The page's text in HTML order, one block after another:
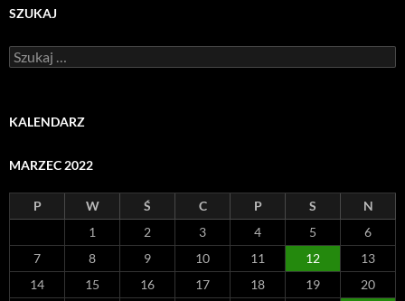
SZUKAJ
Szukaj:
KALENDARZ
MARZEC 2022
P W Ś C P S
N
1
2 3 4 5
6
7
8 9 10 11 12
13
14
15 16 17 18 19
20